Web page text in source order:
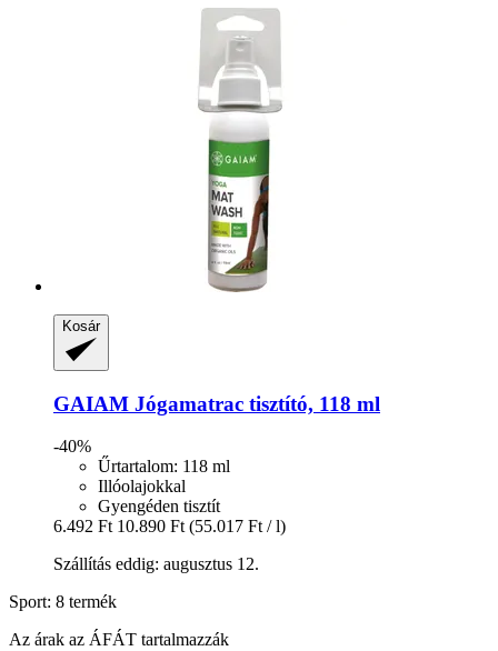
Kosár
GAIAM Jógamatrac tisztító, 118 ml
-40%
Űrtartalom: 118 ml
Illóolajokkal
Gyengéden tisztít
6.492 Ft 10.890 Ft (55.017 Ft / l)
Szállítás eddig: augusztus 12.
Sport: 8 termék
Az árak az ÁFÁT tartalmazzák